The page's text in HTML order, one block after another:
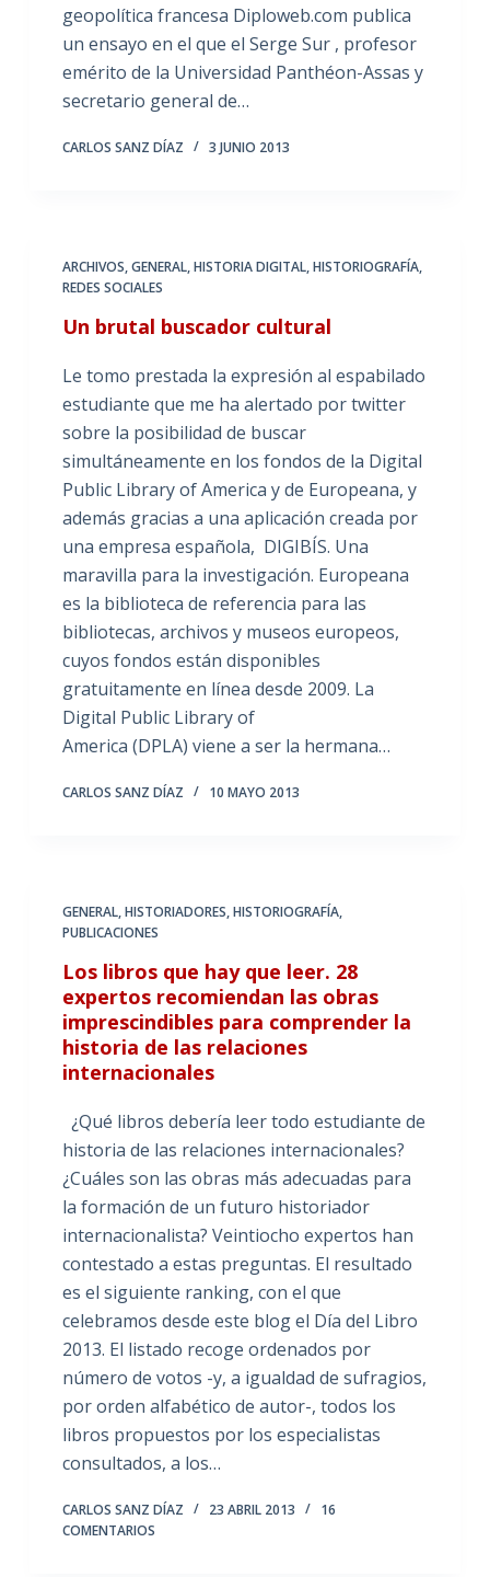
geopolítica francesa Diploweb.com publica
un ensayo en el que el Serge Sur , profesor
emérito de la Universidad Panthéon-Assas y
secretario general de…
CARLOS SANZ DÍAZ 3 JUNIO 2013
ARCHIVOS,GENERAL,HISTORIA DIGITAL,HISTORIOGRAFÍA,
REDES SOCIALES
Un brutal buscador cultural
Le tomo prestada la expresión al espabilado
estudiante que me ha alertado por twitter
sobre la posibilidad de buscar
simultáneamente en los fondos de la Digital
Public Library of America y de Europeana, y
además gracias a una aplicación creada por
una empresa española, DIGIBÍS. Una
maravilla para la investigación. Europeana
es la biblioteca de referencia para las
bibliotecas, archivos y museos europeos,
cuyos fondos están disponibles
gratuitamente en línea desde 2009. La
Digital Public Library of
America (DPLA) viene a ser la hermana…
CARLOS SANZ DÍAZ 10 MAYO 2013
GENERAL,HISTORIADORES,HISTORIOGRAFÍA,
PUBLICACIONES
Los libros que hay que leer. 28
expertos recomiendan las obras
imprescindibles para comprender la
historia de las relaciones
internacionales
¿Qué libros debería leer todo estudiante de
historia de las relaciones internacionales?
¿Cuáles son las obras más adecuadas para
la formación de un futuro historiador
internacionalista? Veintiocho expertos han
contestado a estas preguntas. El resultado
es el siguiente ranking, con el que
celebramos desde este blog el Día del Libro
2013. El listado recoge ordenados por
número de votos -y, a igualdad de sufragios,
por orden alfabético de autor-, todos los
libros propuestos por los especialistas
consultados, a los…
CARLOS SANZ DÍAZ 23 ABRIL 2013
16
COMENTARIOS